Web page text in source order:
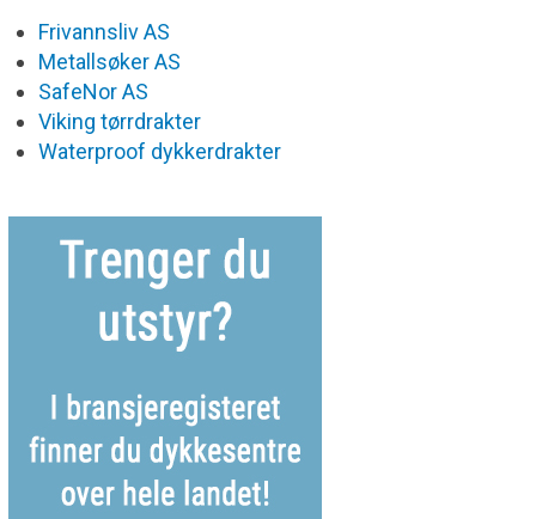
Frivannsliv AS
Metallsøker AS
SafeNor AS
Viking tørrdrakter
Waterproof dykkerdrakter